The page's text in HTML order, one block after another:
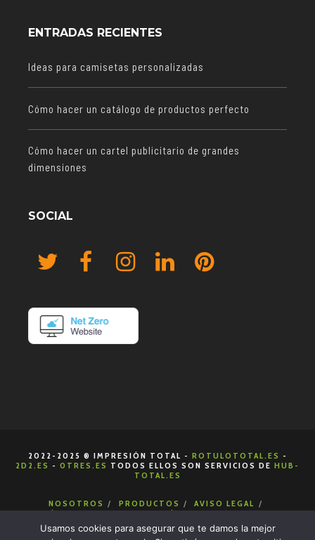
ENTRADAS RECIENTES
Ideas para camisetas personalizadas
Cómo hacer un catálogo de productos perfecto
Cómo hacer un cartel publicitario de grandes
dimensiones
SOCIAL
2022-2025 ® IMPRESIÓN TOTAL - ROTULOTOTAL.ES -
2D2.ES - 0TRES.ES TODOS ELLOS SON SERVICIOS DE HUB-
TOTAL.ES
NOSOTROS PRODUCTOS
AVISO LEGAL
POLÍTICA DE COOKIES
POLÍTICA DE PRIVACIDAD
CONDICIONES DE VENTA
CONTACTA
Usamos cookies para asegurar que te damos la mejor